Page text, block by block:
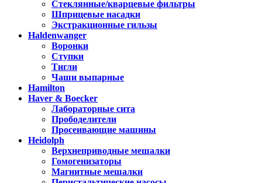
Стеклянные/кварцевые фильтры
Шприцевые насадки
Экстракционные гильзы
Haldenwanger
Воронки
Ступки
Тигли
Чаши выпарные
Hamilton
Haver & Boecker
Лабораторные сита
Прободелители
Просеивающие машины
Heidolph
Верхнеприводные мешалки
Гомогенизаторы
Магнитные мешалки